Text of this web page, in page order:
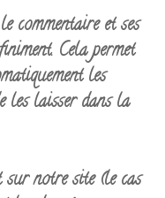
commentaire et ses
Cela permet
les
les laisser dans la
sur notre site (le cas